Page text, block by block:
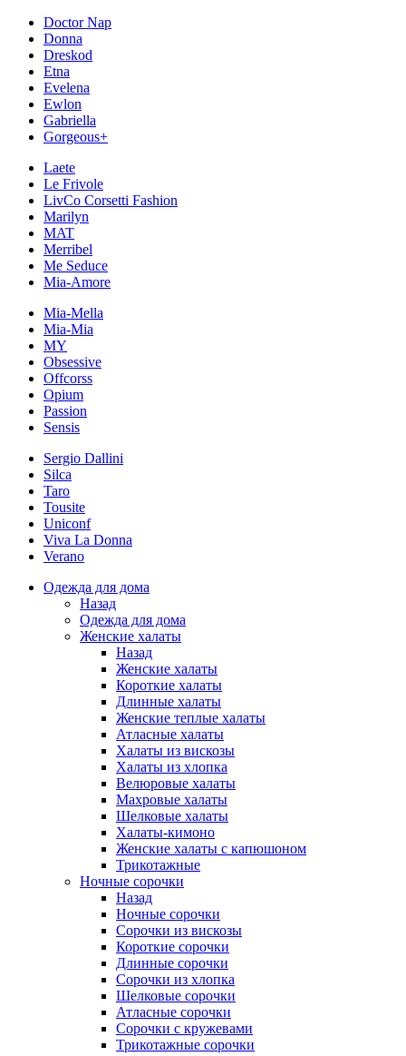
Doctor Nap
Donna
Dreskod
Etna
Evelena
Ewlon
Gabriella
Gorgeous+
Laete
Le Frivole
LivCo Corsetti Fashion
Marilyn
MAT
Merribel
Me Seduce
Mia-Amore
Mia-Mella
Mia-Mia
MY
Obsessive
Offcorss
Opium
Passion
Sensis
Sergio Dallini
Silca
Taro
Tousite
Uniconf
Viva La Donna
Verano
Одежда для дома
Назад
Одежда для дома
Женские халаты
Назад
Женские халаты
Короткие халаты
Длинные халаты
Женские теплые халаты
Атласные халаты
Халаты из вискозы
Халаты из хлопка
Велюровые халаты
Махровые халаты
Шелковые халаты
Халаты-кимоно
Женские халаты с капюшоном
Трикотажные
Ночные сорочки
Назад
Ночные сорочки
Сорочки из вискозы
Короткие сорочки
Длинные сорочки
Сорочки из хлопка
Шелковые сорочки
Атласные сорочки
Сорочки с кружевами
Трикотажные сорочки